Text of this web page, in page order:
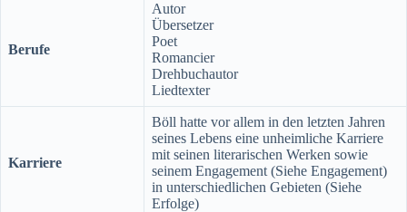
Berufe
Autor
Übersetzer
Poet
Romancier
Drehbuchautor
Liedtexter
Karriere
Böll hatte vor allem in den letzten Jahren
seines Lebens eine unheimliche Karriere
mit seinen literarischen Werken sowie
seinem Engagement (Siehe Engagement)
in unterschiedlichen Gebieten (Siehe
Erfolge)